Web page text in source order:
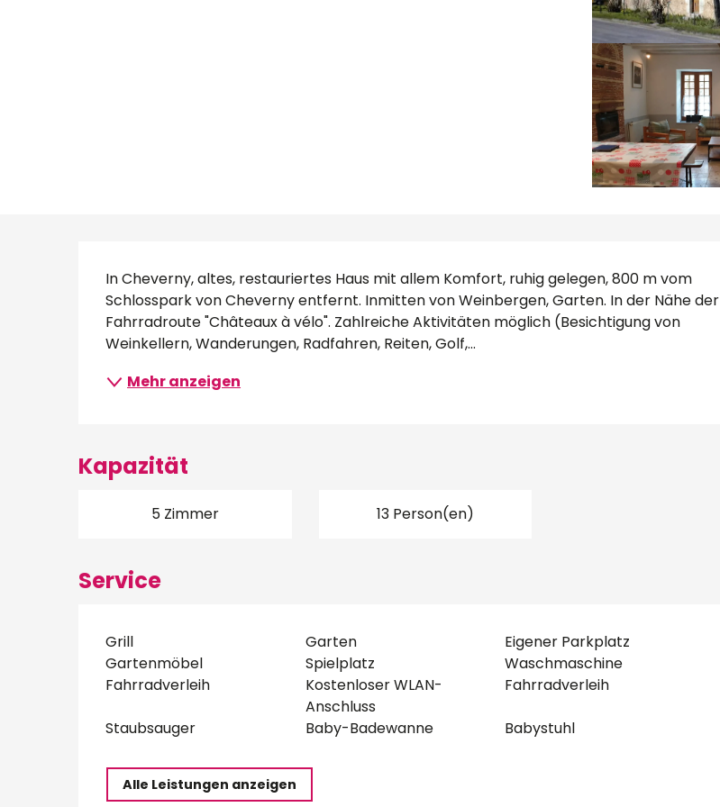
Beschreibung
In Cheverny, altes, restauriertes Haus mit allem Komfort, ruhig gelegen, 800 m vom
Schlosspark von Cheverny entfernt. Inmitten von Weinbergen, Garten. In der Nähe der
Fahrradroute "Châteaux à vélo". Zahlreiche Aktivitäten möglich (Besichtigung von
Weinkellern, Wanderungen, Radfahren, Reiten, Golf,...
Mehr anzeigen
Kapazität
5 Zimmer 13 Person(en)
Service
Grill Garten
Eigener Parkplatz
Gartenmöbel
Spielplatz
Waschmaschine
Fahrradverleih
Kostenloser WLAN-
Anschluss
Fahrradverleih
Staubsauger Baby-Badewanne Babystuhl
Alle Leistungen anzeigen